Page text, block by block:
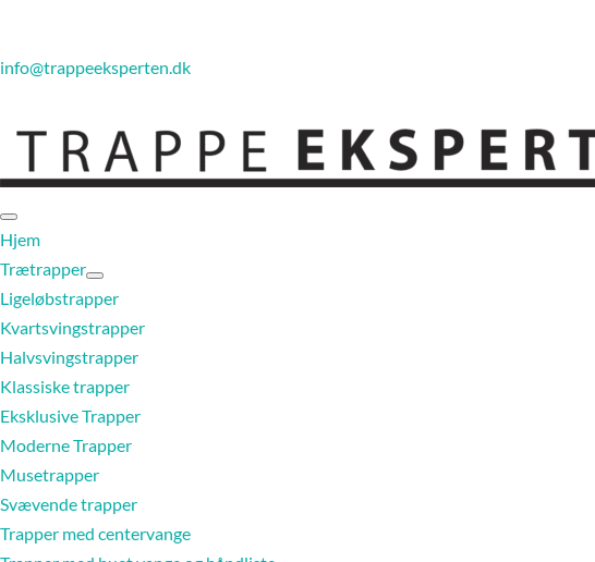
info@trappeeksperten.dk
Hjem
Trætrapper
Ligeløbstrapper
Kvartsvingstrapper
Halvsvingstrapper
Klassiske trapper
Eksklusive Trapper
Moderne Trapper
Musetrapper
Svævende trapper
Trapper med centervange